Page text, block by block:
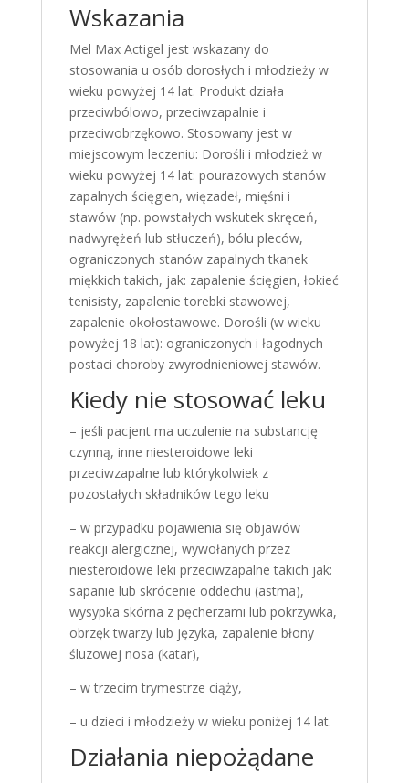
Wskazania
Mel Max Actigel jest wskazany do
stosowania u osób dorosłych i młodzieży w
wieku powyżej 14 lat. Produkt działa
przeciwbólowo, przeciwzapalnie i
przeciwobrzękowo. Stosowany jest w
miejscowym leczeniu: Dorośli i młodzież w
wieku powyżej 14 lat: pourazowych stanów
zapalnych ścięgien, więzadeł, mięśni i
stawów (np. powstałych wskutek skręceń,
nadwyrężeń lub stłuczeń), bólu pleców,
ograniczonych stanów zapalnych tkanek
miękkich takich, jak: zapalenie ścięgien, łokieć
tenisisty, zapalenie torebki stawowej,
zapalenie okołostawowe. Dorośli (w wieku
powyżej 18 lat): ograniczonych i łagodnych
postaci choroby zwyrodnieniowej stawów.
Kiedy nie stosować leku
– jeśli pacjent ma uczulenie na substancję
czynną, inne niesteroidowe leki
przeciwzapalne lub którykolwiek z
pozostałych składników tego leku
– w przypadku pojawienia się objawów
reakcji alergicznej, wywołanych przez
niesteroidowe leki przeciwzapalne takich jak:
sapanie lub skrócenie oddechu (astma),
wysypka skórna z pęcherzami lub pokrzywka,
obrzęk twarzy lub języka, zapalenie błony
śluzowej nosa (katar),
– w trzecim trymestrze ciąży,
– u dzieci i młodzieży w wieku poniżej 14 lat.
Działania niepożądane